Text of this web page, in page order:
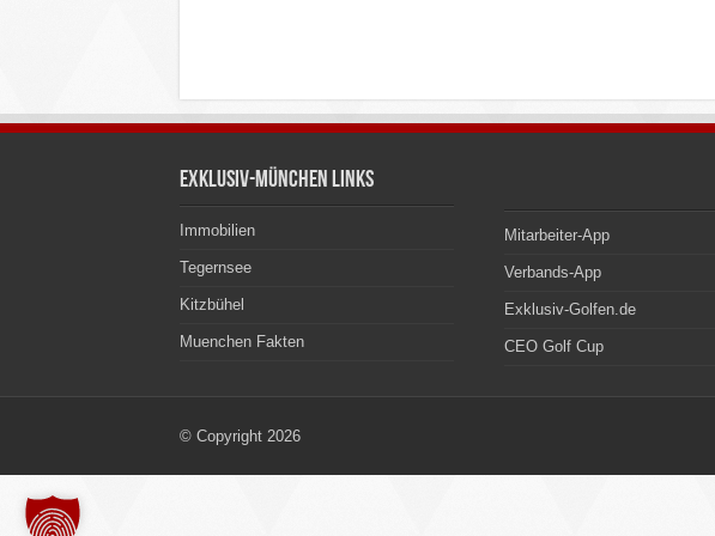
Exklusiv-München Links
Immobilien
Tegernsee
Kitzbühel
Muenchen Fakten
Mitarbeiter-App
Verbands-App
Exklusiv-Golfen.de
CEO Golf Cup
© Copyright 2026